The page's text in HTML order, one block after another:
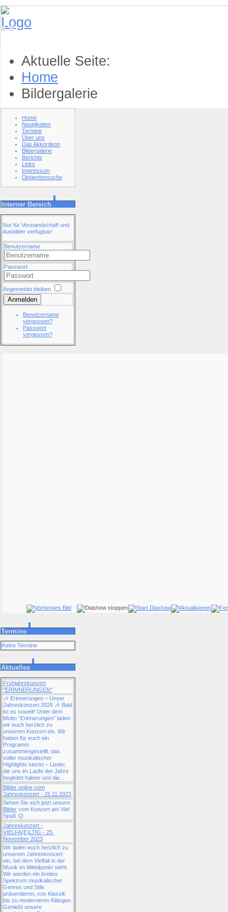
Aktuelle Seite:
Home
Bildergalerie
Home
Neuigkeiten
Termine
Über uns
Das Akkordeon
Bildergalerie
Berichte
Links
Impressum
Dirigentensuche
Interner Bereich
Nur für Vorstandschaft und
Ausbilder verfügbar!
Benutzername
Passwort
Angemeldet bleiben
Anmelden
Benutzername
vergessen?
Passwort
vergessen?
Termine
Keine Termine
Aktuelles
Frühjahrskonzert
"ERINNERUNGEN"
🎶 Erinnerungen – Unser
Jahreskonzert 2025 🎶 Bald
ist es soweit! Unter dem
Motto “Erinnerungen” laden
wir euch herzlich zu
unserem Konzert ein. Wir
haben für euch ein
Programm
zusammengestellt, das
voller musikalischer
Highlights steckt – Lieder,
die uns im Laufe der Jahre
begleitet haben und die...
Bilder online vom
Jahreskonzert - 25.11.2023
Sehen Sie sich jetzt unsere
Bilder vom Konzert an! Viel
Spaß 😉
Jahreskonzert -
VIELFA(E)LTIG - 25.
November 2023
Wir laden euch herzlich zu
unserem Jahreskonzert
ein, bei dem Vielfalt in der
Musik im Mittelpunkt steht.
Wir werden ein breites
Spektrum musikalischer
Genres und Stile
präsentieren, von Klassik
bis zu moderneren Klängen.
Genießt unsere